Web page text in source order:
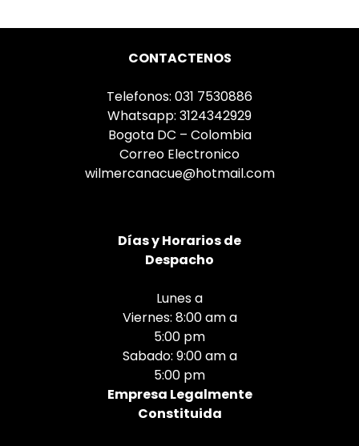
CONTACTENOS
Telefonos: 031 7530886
Whatsapp: 3124342929
Bogota DC – Colombia
Correo Electronico
wilmercanacue@hotmail.com
Díasy Horarios de
Despacho
Lunes a
Viernes: 8:00 am a
5:00 pm
Sabado: 9:00 am a
5:00 pm
Empresa Legalmente
Constituida